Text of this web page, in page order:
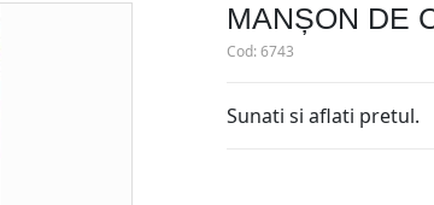
MANȘON DE
Cod:6743
Sunati si aflati pretul.